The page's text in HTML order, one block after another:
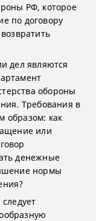
РФ, которое
по договору
дел являются
обороны
Требования в
образом: как
или
денежные
нормы